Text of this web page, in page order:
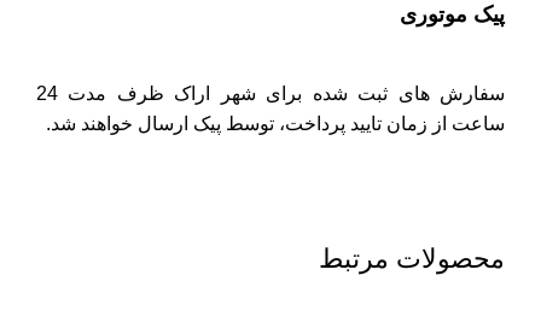
پیک موتوری
سفارش های ثبت شده برای شهر اراک ظرف مدت 24
ساعت از زمان تایید پرداخت، توسط پیک ارسال خواهند شد.
محصولات مرتبط